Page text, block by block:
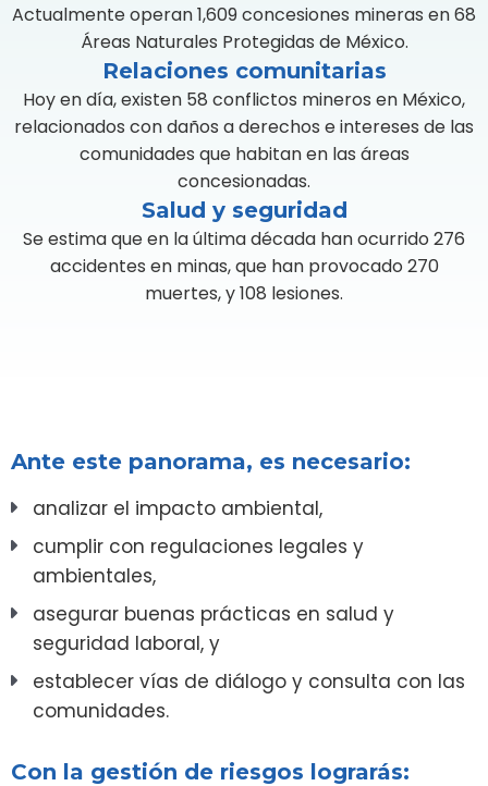
Actualmente operan 1,609 concesiones mineras en 68
Áreas Naturales Protegidas de México.
Relaciones comunitarias
Hoy en día, existen 58 conflictos mineros en México,
relacionados con daños a derechos e intereses de las
comunidades que habitan en las áreas
concesionadas.
Salud y seguridad
Se estima que en la última década han ocurrido 276
accidentes en minas, que han provocado 270
muertes, y 108 lesiones.
Ante este panorama, es necesario:
analizar el impacto ambiental,
cumplir con regulaciones legales y
ambientales,
asegurar buenas prácticas en salud y
seguridad laboral, y
establecer vías de diálogo y consulta con las
comunidades.
Con la gestión de riesgos lograrás: